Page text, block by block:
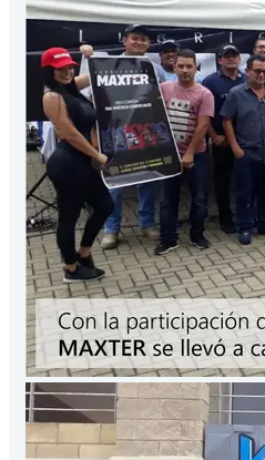
Presentación
3.78Lts
VER PRODUCTO